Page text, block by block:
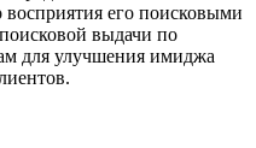
восприятия его поисковыми
выдачи по
для улучшения имиджа